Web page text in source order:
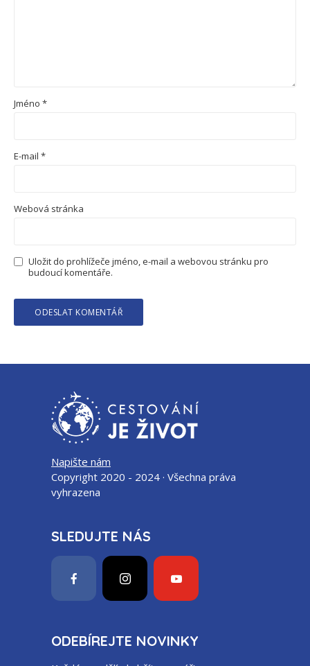
Jméno *
E-mail *
Webová stránka
Uložit do prohlížeče jméno, e-mail a webovou stránku pro
budoucí komentáře.
Napište nám
Copyright 2020 - 2024 · Všechna práva
vyhrazena
SLEDUJTE NÁS
ODEBÍREJTE NOVINKY